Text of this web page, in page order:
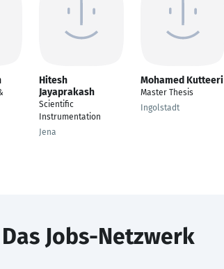
Hitesh
Jayaprakash
Scientific
Instrumentation
Jena
Mohamed Kutteeri
Master Thesis
Ingolstadt
Das Jobs-Netzwerk